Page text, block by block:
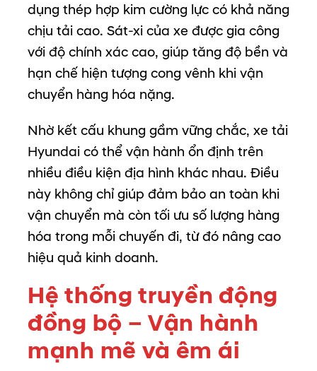
dụng thép hợp kim cường lực có khả năng
chịu tải cao. Sát-xi của xe được gia công
với độ chính xác cao, giúp tăng độ bền và
hạn chế hiện tượng cong vênh khi vận
chuyển hàng hóa nặng.
Nhờ kết cấu khung gầm vững chắc, xe tải
Hyundai có thể vận hành ổn định trên
nhiều điều kiện địa hình khác nhau. Điều
này không chỉgiúp đảm bảo an toàn khi
vận chuyển mà còn tối ưu số lượng hàng
hóa trong mỗi chuyến đi, từđó nâng cao
hiệu quả kinh doanh.
Hệthốngtruyềnđộng
đồng bộ – Vận hành
mạnh mẽ và êm ái